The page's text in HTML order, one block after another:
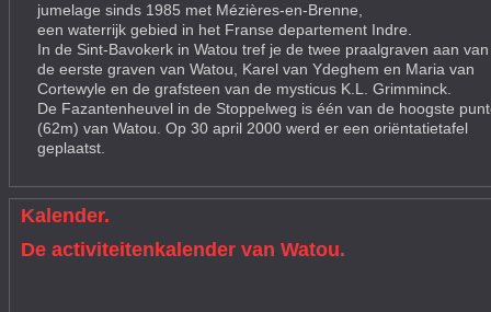
jumelage sinds 1985 met Mézières-en-Brenne,
een waterrijk gebied in het Franse departement Indre.
In de Sint-Bavokerk in Watou tref je de twee praalgraven aan van
de eerste graven van Watou, Karel van Ydeghem en Maria van
Cortewyle en de grafsteen van de mysticus K.L. Grimminck.
De Fazantenheuvel in de Stoppelweg is één van de hoogste
(62m) van Watou. Op 30 april 2000 werd er een oriëntatietafel
geplaatst.
Kalender.
De activiteitenkalender van Watou.